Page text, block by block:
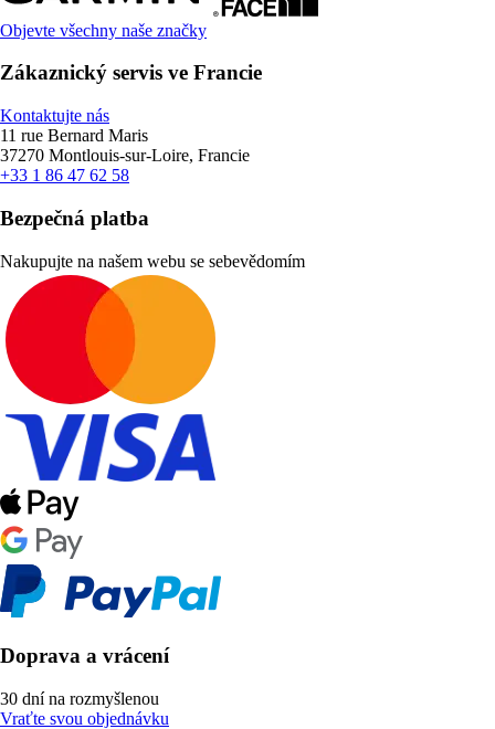
Objevte všechny naše značky
Zákaznický servis ve Francie
Kontaktujte nás
11 rue Bernard Maris
37270 Montlouis-sur-Loire, Francie
+33 1 86 47 62 58
Bezpečná platba
Nakupujte na našem webu se sebevědomím
Doprava a vrácení
30 dní na rozmyšlenou
Vraťte svou objednávku